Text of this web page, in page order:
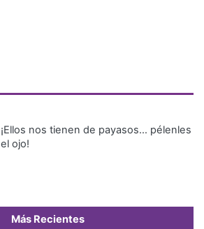
¡Ellos nos tienen de payasos… pélenles
el ojo!
Más Recientes